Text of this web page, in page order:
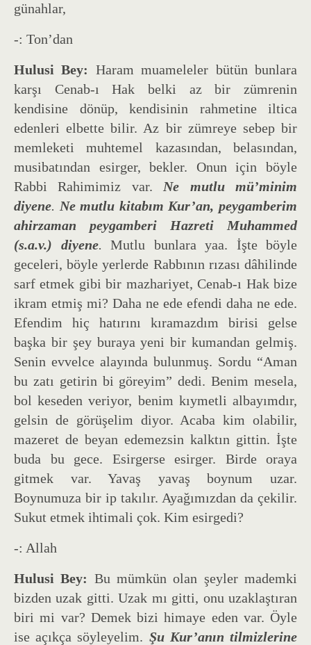
günahlar,
-: Ton’dan
Hulusi Bey: Haram muameleler bütün bunlara
karşı Cenab-ı Hak belki az bir zümrenin
kendisine dönüp, kendisinin rahmetine iltica
edenleri elbette bilir. Az bir zümreye sebep bir
memleketi muhtemel kazasından, belasından,
musibatından esirger, bekler. Onun için böyle
Rabbi Rahimimiz var. Ne mutlu mü’minim
diyene. Ne mutlu kitabım Kur’an, peygamberim
ahirzaman peygamberi Hazreti Muhammed
(s.a.v.) diyene. Mutlu bunlara yaa. İşte böyle
geceleri, böyle yerlerde Rabbının rızası dâhilinde
sarf etmek gibi bir mazhariyet, Cenab-ı Hak bize
ikram etmiş mi? Daha ne ede efendi daha ne ede.
Efendim hiç hatırını kıramazdım birisi gelse
başka bir şey buraya yeni bir kumandan gelmiş.
Senin evvelce alayında bulunmuş. Sordu “Aman
bu zatı getirin bi göreyim” dedi. Benim mesela,
bol keseden veriyor, benim kıymetli albayımdır,
gelsin de görüşelim diyor. Acaba kim olabilir,
mazeret de beyan edemezsin kalktın gittin. İşte
buda bu gece. Esirgerse esirger. Birde oraya
gitmek var. Yavaş yavaş boynum uzar.
Boynumuza bir ip takılır. Ayağımızdan da çekilir.
Sukut etmek ihtimali çok. Kim esirgedi?
-: Allah
Hulusi Bey: Bu mümkün olan şeyler mademki
bizden uzak gitti. Uzak mı gitti, onu uzaklaştıran
biri mi var? Demek bizi himaye eden var. Öyle
ise açıkça söyleyelim. Şu Kur’anın tilmizlerine